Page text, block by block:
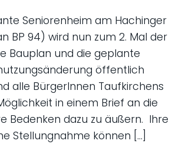
Seniorenheim am Hachinger
BP 94) wird nun zum 2. Mal der
Bauplan und die geplante
öffentlich
alle BürgerInnen Taufkirchens
in einem Brief an die
Bedenken dazu zu äußern. Ihre
Stellungnahme können […]